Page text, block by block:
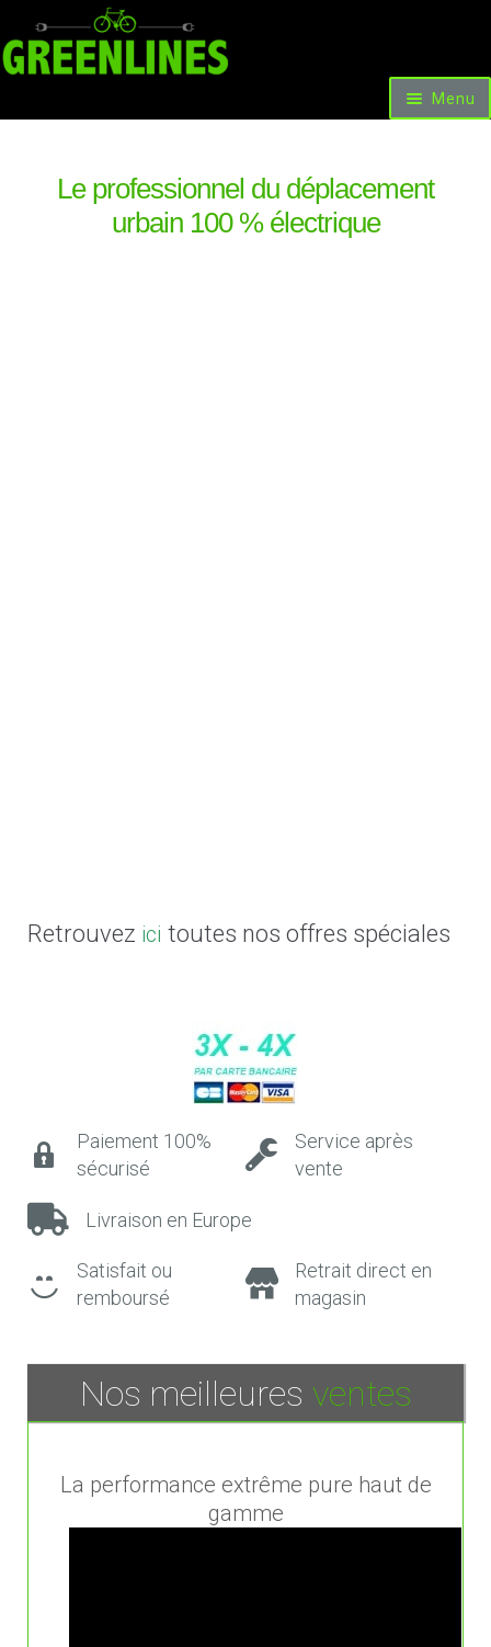
Menu
Accueil
Scooters & Trottinettes
Nos facilités de paiement
Les occasions et promotions
Le professionnel du déplacement
urbain 100 % électrique
Retrouvez ici toutes nos offres spéciales
Paiement 100%
sécurisé
Service après
vente
Livraison en Europe
Satisfait ou
remboursé
Retrait direct en
magasin
Nos meilleures ventes
La performance extrême pure haut de
gamme